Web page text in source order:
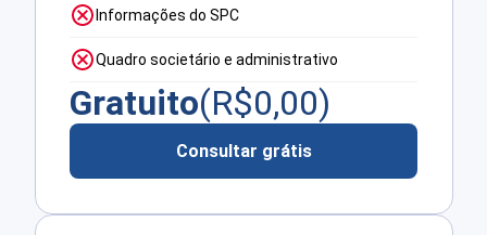
Informações do SPC
Quadro societário e administrativo
Gratuito(R$0,00)
Consultar grátis